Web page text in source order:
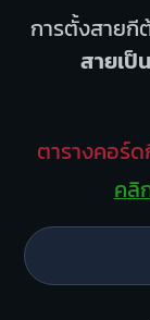
การตั้งสายกี
สายเป็
ตารางคอร์
คลิ